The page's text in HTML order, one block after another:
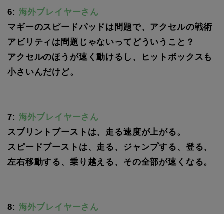
6: 海外プレイヤーさん
マギーのスピードパッドは問題で、アクセルの戦術
アビリティは問題じゃないってどういうこと？
アクセルのほうが速く動けるし、ヒットボックスも
小さいんだけど。
7: 海外プレイヤーさん
スプリントブーストは、走る速度が上がる。
スピードブーストは、走る、ジャンプする、登る、
左右移動する、乗り越える、その全部が速くなる。
8: 海外プレイヤーさん